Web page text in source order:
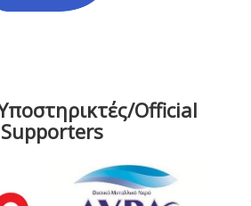
Official
Supporters